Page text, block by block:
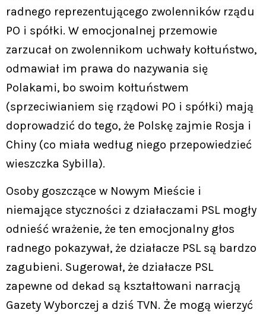
radnego reprezentującego zwolenników rządu
PO i spółki. W emocjonalnej przemowie
zarzucał on zwolennikom uchwały kołtuństwo,
odmawiał im prawa do nazywania się
Polakami, bo swoim kołtuństwem
(sprzeciwianiem się rządowi PO i spółki) mają
doprowadzić do tego, że Polskę zajmie Rosja i
Chiny (co miała według niego przepowiedzieć
wieszczka Sybilla).
Osoby goszczące w Nowym Mieście i
niemające styczności z działaczami PSL mogły
odnieść wrażenie, że ten emocjonalny głos
radnego pokazywał, że działacze PSL są bardzo
zagubieni. Sugerował, że działacze PSL
zapewne od dekad są kształtowani narracją
Gazety Wyborczej a dziś TVN. Że mogą wierzyć